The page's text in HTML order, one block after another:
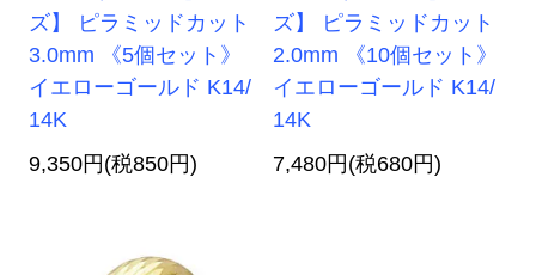
ズ】 ピラミッドカット
3.0mm 《5個セット》
イエローゴールド K14/
14K
9,350円(税850円)
ズ】 ピラミッドカット
2.0mm 《10個セット》
イエローゴールド K14/
14K
7,480円(税680円)